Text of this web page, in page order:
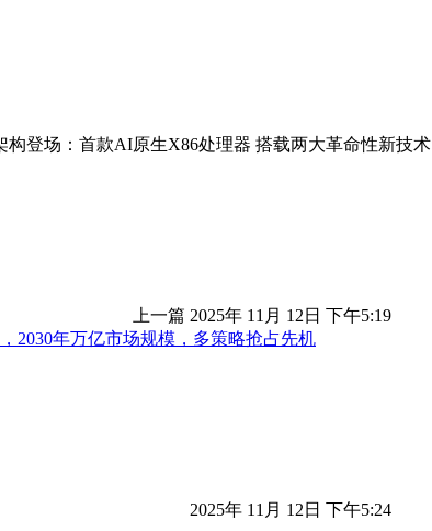
上一篇 2025年 11月 12日 下午5:19
2030年万亿市场规模，多策略抢占先机
2025年 11月 12日 下午5:24